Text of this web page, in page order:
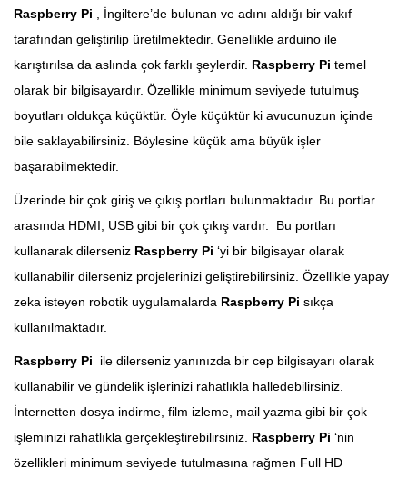
Raspberry Pi , İngiltere’de bulunan ve adını aldığı bir vakıf
tarafından geliştirilip üretilmektedir. Genellikle arduino ile
karıştırılsa da aslında çok farklı şeylerdir. Raspberry Pi temel
olarak bir bilgisayardır. Özellikle minimum seviyede tutulmuş
boyutları oldukça küçüktür. Öyle küçüktür ki avucunuzun içinde
bile saklayabilirsiniz. Böylesine küçük ama büyük işler
başarabilmektedir.
Üzerinde bir çok giriş ve çıkış portları bulunmaktadır. Bu portlar
arasında HDMI, USB gibi bir çok çıkış vardır. Bu portları
kullanarak dilerseniz Raspberry Pi ‘yi bir bilgisayar olarak
kullanabilir dilerseniz projelerinizi geliştirebilirsiniz. Özellikle yapay
zeka isteyen robotik uygulamalarda Raspberry Pi sıkça
kullanılmaktadır.
Raspberry Pi ile dilerseniz yanınızda bir cep bilgisayarı olarak
kullanabilir ve gündelik işlerinizi rahatlıkla halledebilirsiniz.
İnternetten dosya indirme, film izleme, mail yazma gibi bir çok
işleminizi rahatlıkla gerçekleştirebilirsiniz. Raspberry Pi ‘nin
özellikleri minimum seviyede tutulmasına rağmen Full HD